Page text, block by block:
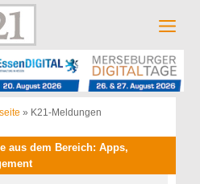
» K21-Meldungen
aus dem Bereich: Apps,